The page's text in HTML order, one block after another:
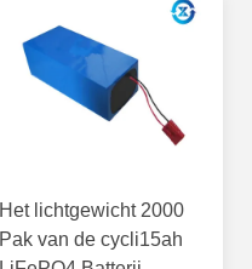
Het lichtgewicht 2000
Pak van de cycli15ah